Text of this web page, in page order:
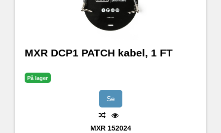
MXR DCP1 PATCH kabel, 1 FT
På lager
Se
MXR 152024